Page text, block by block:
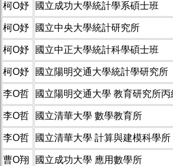
柯O妤 國立成功大學統計學系碩士班
柯O妤 國立中央大學統計研究所
柯O妤 國立中正大學統計科學碩士班
柯O妤 國立陽明交通大學統計學研究所
李O哲 國立陽明交通大學 教育研究所丙
李O哲 國立清華大學 數學教育所
李O哲 國立清華大學 計算與建模科學所
曹O翔 國立成功大學 應用數學所